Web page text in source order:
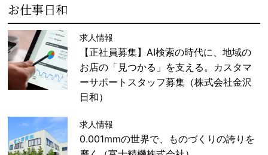
お仕事日和
求人情報
【正社員募集】AI検索の時代に、地域の
お店の「見つかる」を支える。カスタマ
ーサポートスタッフ募集（株式会社金沢
日和）
求人情報
0.001mmの世界で、ものづくりの誇りを